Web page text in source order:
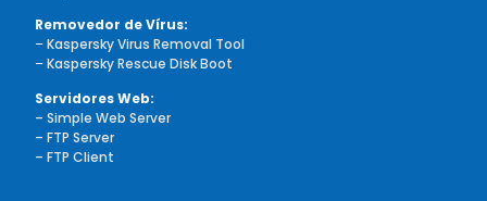
Removedor de Vírus:
–Kaspersky Virus Removal Tool
–Kaspersky Rescue Disk Boot
Servidores Web:
– Simple Web Server
– FTP Server
– FTP Client